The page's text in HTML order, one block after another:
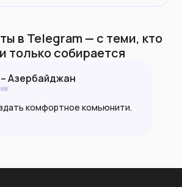
в Telegram — с теми, кто
только собирается
Азербайджан
комфортное комьюнити.